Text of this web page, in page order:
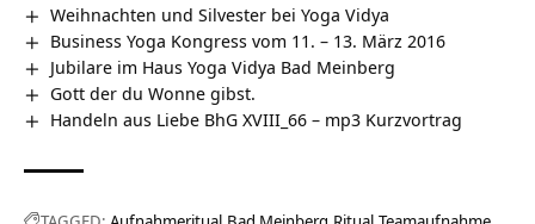
Weihnachten und Silvester bei Yoga Vidya
Business Yoga Kongress vom 11. – 13. März 2016
Jubilare im Haus Yoga Vidya Bad Meinberg
Gott der du Wonne gibst.
Handeln aus Liebe BhG XVIII_66 – mp3 Kurzvortrag